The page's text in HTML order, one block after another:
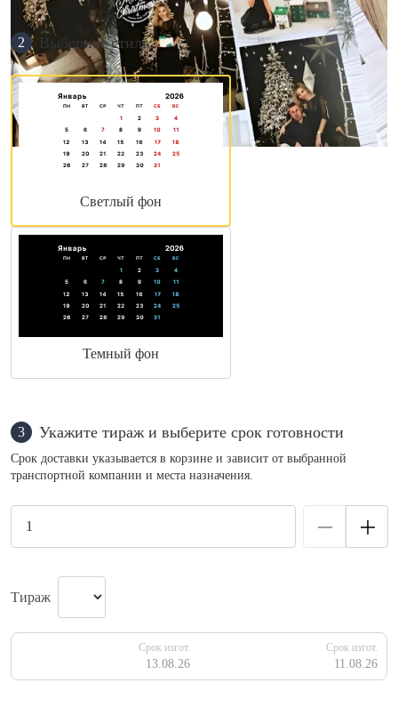
2 Выберите стиль
Светлый фон
Темный фон
3 Укажите тираж и выберите срок готовности
Срок доставки указывается в корзине и зависит от выбранной
транспортной компании и места назначения.
Тираж
Срок изгот.
13.08.26
Срок изгот.
11.08.26